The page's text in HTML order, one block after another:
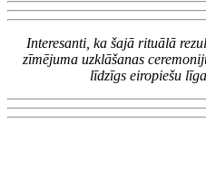
Interesanti, ka šajā rituālā
zīmējuma uzklāšanas
līdzīgs eiropiešu